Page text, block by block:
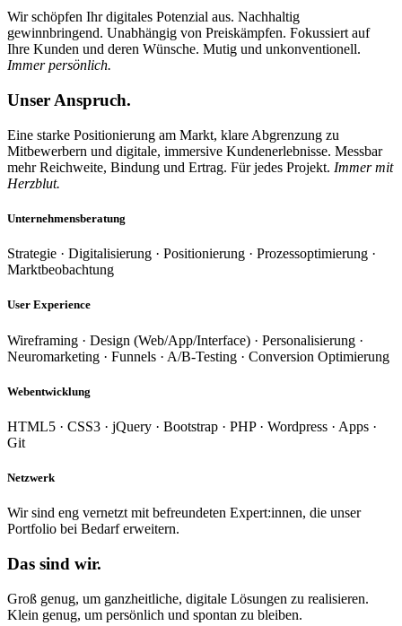
Wir schöpfen Ihr digitales Potenzial aus. Nachhaltig
gewinnbringend. Unabhängig von Preiskämpfen. Fokussiert auf
Ihre Kunden und deren Wünsche. Mutig und unkonventionell.
Immer persönlich.
Unser Anspruch.
Eine starke Positionierung am Markt, klare Abgrenzung zu
Mitbewerbern und digitale, immersive Kundenerlebnisse. Messbar
mehr Reichweite, Bindung und Ertrag. Für jedes Projekt. Immer mit
Herzblut.
Unternehmensberatung
Strategie · Digitalisierung · Positionierung · Prozessoptimierung ·
Marktbeobachtung
User Experience
Wireframing · Design (Web/App/Interface) · Personalisierung ·
Neuromarketing · Funnels · A/B-Testing · Conversion Optimierung
Webentwicklung
HTML5 · CSS3 · jQuery · Bootstrap · PHP · Wordpress · Apps ·
Git
Netzwerk
Wir sind eng vernetzt mit befreundeten Expert:innen, die unser
Portfolio bei Bedarf erweitern.
Das sind wir.
Groß genug, um ganzheitliche, digitale Lösungen zu realisieren.
Klein genug, um persönlich und spontan zu bleiben.